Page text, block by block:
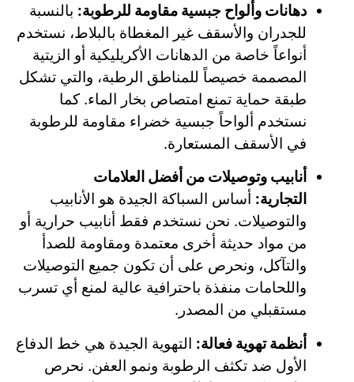
دهانات وألواح جبسية مقاومة للرطوبة: بالنسبة
للجدران والأسقف غير المغطاة بالبلاط، نستخدم
أنواعاً خاصة من الدهانات الأكريليكية أو الزيتية
المصممة خصيصاً للمناطق الرطبة، والتي تشكل
طبقة حماية تمنع امتصاص بخار الماء. كما
نستخدم ألواحاً جبسية خضراء مقاومة للرطوبة
في الأسقف المستعارة.
أنابيب وتوصيلات من أفضل العلامات
التجارية: أساس السباكة الجيدة هو الأنابيب
والتوصيلات. نحن نستخدم فقط أنابيب حرارية أو
من مواد حديثة أخرى معتمدة ومقاومة للصدأ
والتآكل، ونحرص على أن تكون جميع التوصيلات
واللحامات منفذة باحترافية عالية لمنع أي تسرب
مستقبلي من المصدر.
أنظمة تهوية فعالة: التهوية الجيدة هي خط الدفاع
الأول ضد تكثف الرطوبة ونمو العفن. نحرص